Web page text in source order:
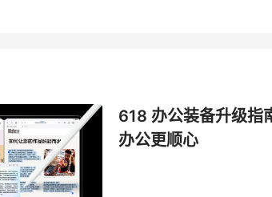
最强的城市，在电子信息、智能制造等领域培
信息技术的创新与应用，引领全球电子信息
集群也将集结亮相，亮出看家本领，涵盖从
据、云计算、物联网等前沿技术领域的创新
618 办公装备升级指
办公更顺心